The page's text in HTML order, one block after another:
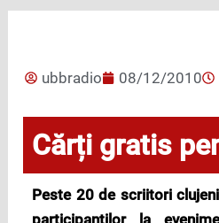
ubbradio 08/12/2010
Cărți gratis
Peste 20 de scriitori